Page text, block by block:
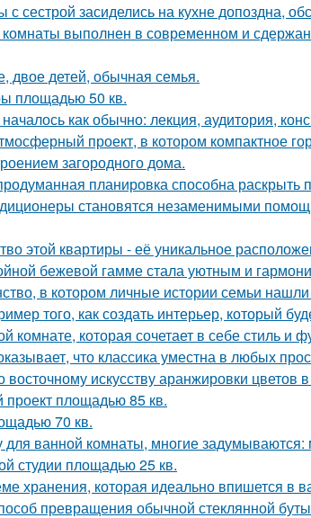
сестрой засиделись на кухне допоздна,
комнаты выполнен в современном и
двое детей, обычная семья.
площадью 50 кв.
как обычно: лекция, аудитория,
проект, в котором компактное
загородного дома.
планировка способна раскрыть
становятся незаменимыми
этой квартиры - её уникальное
бежевой гамме стала уютным и
в котором личные истории семьи
того, как создать интерьер, который
комнате, которая сочетает в себе стиль и
что классика уместна в любых
восточному искусству аранжировки цветов
площадью 85 кв.
70 кв.
для ванной комнаты, многие
студии площадью 25 кв.
хранения, которая идеально впишется в
превращения обычной стеклянной